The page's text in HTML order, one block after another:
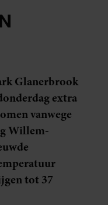
Glanerbrook
extra
vanwege
Willem-
tot 37